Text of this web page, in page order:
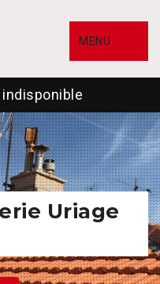
MENU
indisponible
Uriage